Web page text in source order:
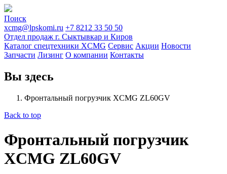
Поиск
xcmg@lpskomi.ru +7 8212 33 50 50
Отдел продаж г. Сыктывкар и Киров
Каталог спецтехники XCMG Сервис Акции Новости
Запчасти Лизинг О компании Контакты
Вы здесь
Фронтальный погрузчик XCMG ZL60GV
Back to top
Фронтальный погрузчик
XCMG ZL60GV